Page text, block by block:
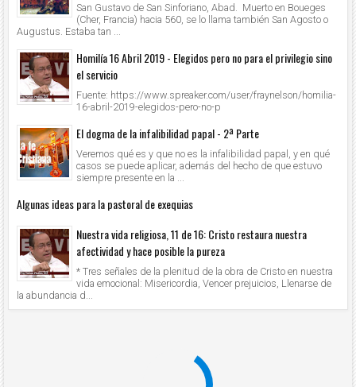
San Gustavo de San Sinforiano, Abad. Muerto en Boueges
(Cher, Francia) hacia 560, se lo llama también San Agosto o
Augustus. Estaba tan ...
Homilía 16 Abril 2019 - Elegidos pero no para el privilegio sino
el servicio
Fuente: https://www.spreaker.com/user/fraynelson/homilia-
16-abril-2019-elegidos-pero-no-p
El dogma de la infalibilidad papal - 2ª Parte
Veremos qué es y que no es la infalibilidad papal, y en qué
casos se puede aplicar, además del hecho de que estuvo
siempre presente en la ...
Algunas ideas para la pastoral de exequias
Nuestra vida religiosa, 11 de 16: Cristo restaura nuestra
afectividad y hace posible la pureza
* Tres señales de la plenitud de la obra de Cristo en nuestra
vida emocional: Misericordia, Vencer prejuicios, Llenarse de
la abundancia d...